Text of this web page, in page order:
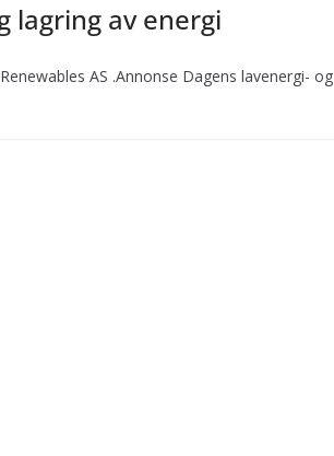
lagring av energi
AS .Annonse Dagens lavenergi- og